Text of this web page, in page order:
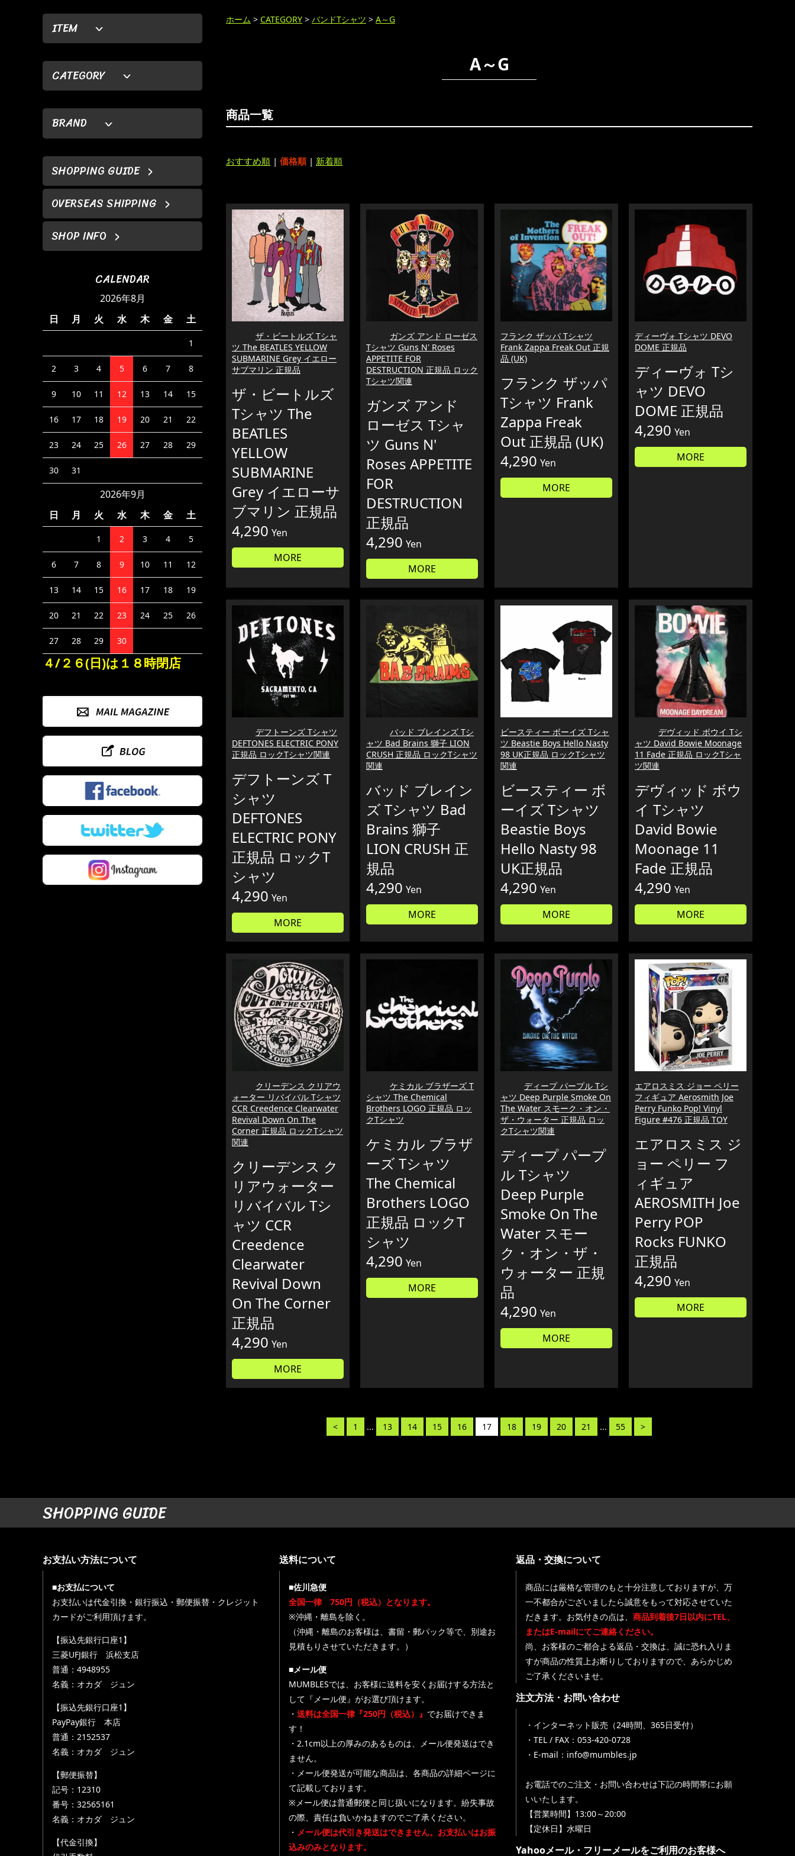
ITEM
CATEGORY
BRAND
SHOPPING GUIDE
OVERSEAS SHIPPING
SHOP INFO
CALENDAR
2026年8月
日
月 火 水 木 金 土
1
2 3 4 5 6 7 8
9 10 11 12 13 14 15
16 17 18 19 20 21 22
23 24 25 26 27 28 29
30 31
2026年9月
日
月 火 水 木 金 土
1 2 3 4 5
6 7 8 9 10 11 12
13 14 15 16 17 18 19
20 21 22 23 24 25 26
27 28 29 30
４/２６(日)は１８時閉店
ホーム > CATEGORY > バンドTシャツ > A～G
A～G
商品一覧
おすすめ順 | 価格順| 新着順
ザ・ビートルズ Tシャ
ツ The BEATLES YELLOW
SUBMARINE Grey イエロー
サブマリン 正規品
ザ・ビートルズ
Tシャツ The
BEATLES
YELLOW
SUBMARINE
Grey イエローサ
ブマリン 正規品
4,290 Yen
MORE
ガンズ アンド ローゼス
Tシャツ Guns N' Roses
APPETITE FOR
DESTRUCTION 正規品 ロック
Tシャツ関連
ガンズ アンド
ローゼス Tシャ
ツ Guns N'
Roses APPETITE
FOR
DESTRUCTION
正規品
4,290 Yen
MORE
フランク ザッパ Tシャツ
Frank Zappa Freak Out 正規
品 (UK)
フランク ザッパ
Tシャツ Frank
Zappa Freak
Out 正規品 (UK)
4,290 Yen
MORE
ディーヴォ Tシャツ DEVO
DOME 正規品
ディーヴォ Tシ
ャツ DEVO
DOME 正規品
4,290 Yen
MORE
デフトーンズ Tシャツ
DEFTONES ELECTRIC PONY
正規品 ロックTシャツ関連
デフトーンズ T
シャツ
DEFTONES
ELECTRIC PONY
正規品 ロックT
シャツ
4,290 Yen
MORE
バッド ブレインズ Tシ
ャツ Bad Brains 獅子 LION
CRUSH 正規品 ロックTシャツ
関連
バッド ブレイン
ズ Tシャツ Bad
Brains 獅子
LION CRUSH 正
規品
4,290 Yen
MORE
ビースティー ボーイズ Tシャ
ツ Beastie Boys Hello Nasty
98 UK正規品 ロックTシャツ
関連
ビースティー ボ
ーイズ Tシャツ
Beastie Boys
Hello Nasty 98
UK正規品
4,290 Yen
MORE
デヴィッド ボウイ Tシ
ャツ David Bowie Moonage
11 Fade 正規品 ロックTシャ
ツ関連
デヴィッド ボウ
イ Tシャツ
David Bowie
Moonage 11
Fade 正規品
4,290 Yen
MORE
クリーデンス クリアウ
ォーター リバイバル Tシャツ
CCR Creedence Clearwater
Revival Down On The
Corner 正規品 ロックTシャツ
関連
クリーデンス ク
リアウォーター
リバイバル Tシ
ャツ CCR
Creedence
Clearwater
Revival Down
On The Corner
正規品
4,290 Yen
MORE
ケミカル ブラザーズ T
シャツ The Chemical
Brothers LOGO 正規品 ロッ
クTシャツ
ケミカル ブラザ
ーズ Tシャツ
The Chemical
Brothers LOGO
正規品 ロックT
シャツ
4,290 Yen
MORE
ディープ パープル Tシ
ャツ Deep Purple Smoke On
The Water スモーク・オン・
ザ・ウォーター 正規品 ロッ
クTシャツ関連
ディープ パープ
ル Tシャツ
Deep Purple
Smoke On The
Water スモー
ク・オン・ザ・
ウォーター 正規
品
4,290 Yen
MORE
エアロスミス ジョー ペリー
フィギュア Aerosmith Joe
Perry Funko Pop! Vinyl
Figure #476 正規品 TOY
エアロスミス ジ
ョー ペリー フ
ィギュア
AEROSMITH Joe
Perry POP
Rocks FUNKO
正規品
4,290 Yen
MORE
< 1 ... 13 14 15 16 17 18 19 20 21 ... 55 >
SHOPPING GUIDE
お支払い方法について
■お支払について
お支払いは代金引換・銀行振込・郵便振替・クレジット
カードがご利用頂けます。
【振込先銀行口座1】
三菱UFJ銀行 浜松支店
普通：4948955
名義：オカダ ジュン
【振込先銀行口座1】
PayPay銀行 本店
普通：2152537
名義：オカダ ジュン
【郵便振替】
記号：12310
番号：32565161
名義：オカダ ジュン
【代金引換】
送料について
■佐川急便
全国一律 750円（税込）となります。
※沖縄・離島を除く。
（沖縄・離島のお客様は、書留・郵パック等で、別途お
見積もりさせていただきます。）
■メール便
MUMBLESでは、お客様に送料を安くお届けする方法と
して『メール便』がお選び頂けます。
・ 送料は全国一律『250円（税込）』 でお届けできま
す！
・2.1cm以上の厚みのあるものは、メール便発送はでき
ません。
・メール便発送が可能な商品は、各商品の詳細ページに
て記載しております。
※メール便は普通郵便と同じ扱いになります。紛失事故
の際、責任は負いかねますのでご了承ください。
・ メール便は代引き発送はできません。お支払いはお振
込みのみとなります。
返品・交換について
商品には厳格な管理のもと十分注意しておりますが、万
一不都合がございましたら誠意をもって対応させていた
だきます。お気付きの点は、 商品到着後7日以内にTEL、
またはE-mailにてご連絡ください。
尚、お客様のご都合よる返品・交換は、誠に恐れ入りま
すが商品の性質上お断りしておりますので、あらかじめ
ご了承くださいませ。
注文方法・お問い合わせ
・インターネット販売（24時間、365日受付）
・TEL / FAX：053-420-0728
・E-mail：info@mumbles.jp
お電話でのご注文・お問い合わせは下記の時間帯にお願
いいたします。
【営業時間】13:00～20:00
【定休日】水曜日
Yahooメール・フリーメールをご利用のお客様へ